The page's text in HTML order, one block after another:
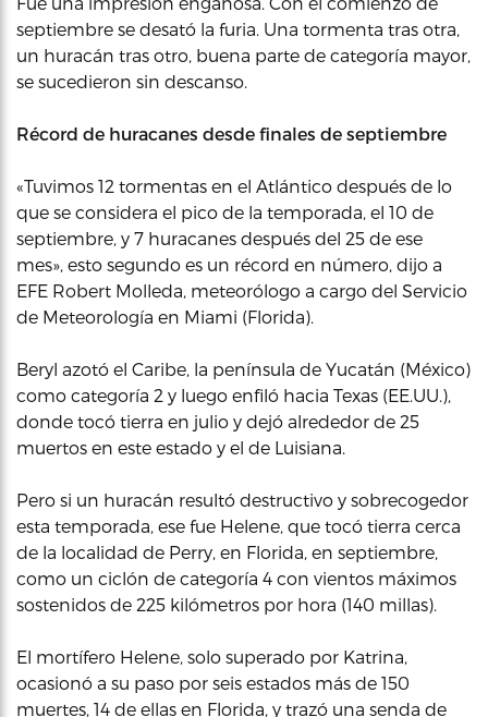
septiembre se desató la furia. Una tormenta tras otra,
un huracán tras otro, buena parte de categoría mayor,
se sucedieron sin descanso.
Récord de huracanes desde finales de septiembre
«Tuvimos 12 tormentas en el Atlántico después de lo
que se considera el pico de la temporada, el 10 de
septiembre, y 7 huracanes después del 25 de ese
mes», esto segundo es un récord en número, dijo a
EFE Robert Molleda, meteorólogo a cargo del Servicio
de Meteorología en Miami (Florida).
Beryl azotó el Caribe, la península de Yucatán (México)
como categoría 2 y luego enfiló hacia Texas (EE.UU.),
donde tocó tierra en julio y dejó alrededor de 25
muertos en este estado y el de Luisiana.
Pero si un huracán resultó destructivo y sobrecogedor
esta temporada, ese fue Helene, que tocó tierra cerca
de la localidad de Perry, en Florida, en septiembre,
como un ciclón de categoría 4 con vientos máximos
sostenidos de 225 kilómetros por hora (140 millas).
El mortífero Helene, solo superado por Katrina,
ocasionó a su paso por seis estados más de 150
muertes, 14 de ellas en Florida, y trazó una senda de